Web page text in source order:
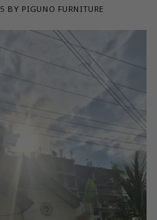
BY PIGUNO FURNITURE